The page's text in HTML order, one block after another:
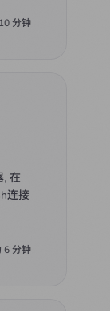
10分钟
, 在
连接
6分钟